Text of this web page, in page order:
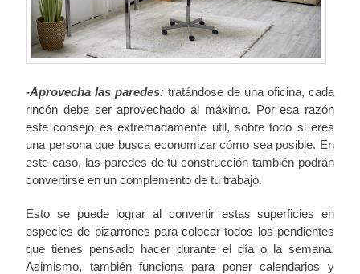
-Aprovecha las paredes: tratándose de una oficina, cada
rincón debe ser aprovechado al máximo. Por esa razón
este consejo es extremadamente útil, sobre todo si eres
una persona que busca economizar cómo sea posible. En
este caso, las paredes de tu construcción también podrán
convertirse en un complemento de tu trabajo.
Esto se puede lograr al convertir estas superficies en
especies de pizarrones para colocar todos los pendientes
que tienes pensado hacer durante el día o la semana.
Asimismo, también funciona para poner calendarios y